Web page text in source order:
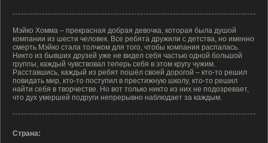
Мэйко Хомма – прекрасная добрая девочка, которая была душой
компании из шести человек. Все ребята дружили с детства, но именно
смерть Мэйко стала толчком для того, чтобы компания распалась.
Никто из бывших друзей уже не видел себя частью одной большой
группы, каждый чувствовал теперь себя в этом кругу чужим.
Расставшись, каждый из ребят пошёл своей дорогой – кто-то решил
повидать мир, кто-то поступил в престижную школу, кто-то решил
найти себя в творчестве. Но вот только никто из них не подозревает,
что дух умершей подруги непрерывно наблюдает за каждым.
Страна: